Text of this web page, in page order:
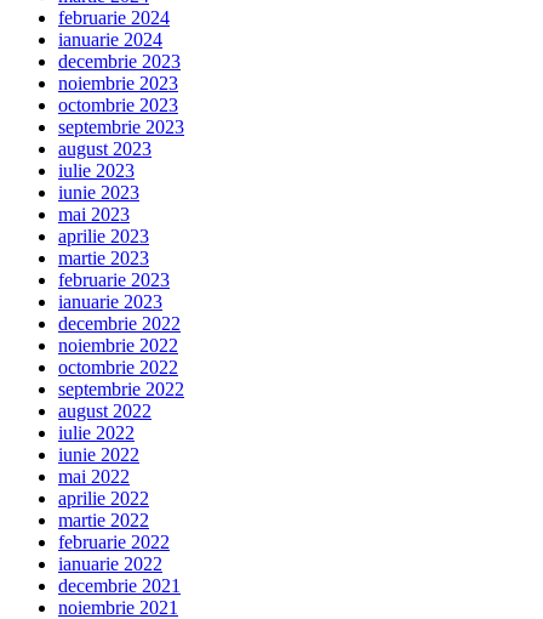
februarie 2024
ianuarie 2024
decembrie 2023
noiembrie 2023
octombrie 2023
septembrie 2023
august 2023
iulie 2023
iunie 2023
mai 2023
aprilie 2023
martie 2023
februarie 2023
ianuarie 2023
decembrie 2022
noiembrie 2022
octombrie 2022
septembrie 2022
august 2022
iulie 2022
iunie 2022
mai 2022
aprilie 2022
martie 2022
februarie 2022
ianuarie 2022
decembrie 2021
noiembrie 2021